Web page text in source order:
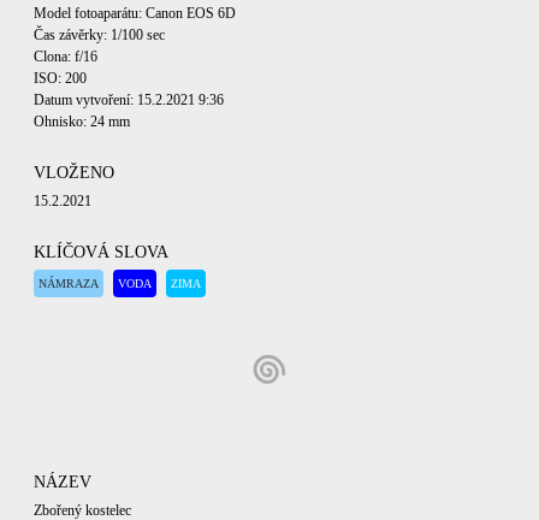
Model fotoaparátu: Canon EOS 6D
Čas závěrky: 1/100 sec
Clona: f/16
ISO: 200
Datum vytvoření: 15.2.2021 9:36
Ohnisko: 24 mm
VLOŽENO
15.2.2021
KLÍČOVÁ SLOVA
NÁMRAZA VODA ZIMA
NÁZEV
Zbořený kostelec